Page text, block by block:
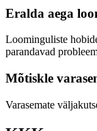
Eralda aega
Loominguliste
parandavad
Mõtiskle
Varasemate